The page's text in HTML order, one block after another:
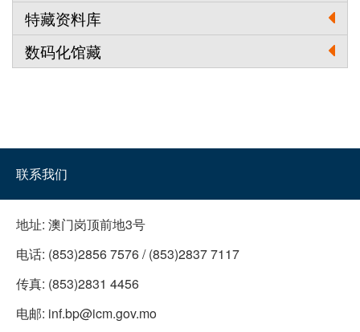
特藏资料库
数码化馆藏
联系我们
地址: 澳门岗顶前地3号
电话: (853)2856 7576 / (853)2837 7117
传真: (853)2831 4456
电邮: inf.bp@icm.gov.mo